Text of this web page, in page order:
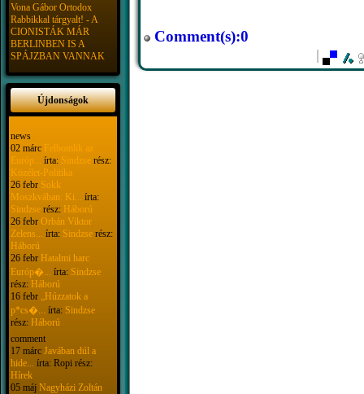
Vona Gábor Ortodox
Rabbikkal tárgyalt! - A
CIONISTÁK MÁR
BERLINBEN IS A
SPÁJZBAN VANNAK
Újdonságok
news
02 márc
Felbomlik az
Európ...
írta: Sindzse rész:
Közélet-Politika
26 febr Sokk
Moszkvában: Ki...
írta:
Sindzse rész: Háború
26 febr Orbán Viktor
Zelens...
írta: Sindzse rész:
Háború
26 febr Hatalmi harc
Európ�...
írta: Sindzse
rész: Háború
16 febr
„Húzzatok a
p*cs�...
írta: Sindzse
rész: Háború
comment
17 márc Javában dúl a
hide...
írta: Ropi rész:
Hírek
05 máj Nagyházi Zoltán
Comment(s):0